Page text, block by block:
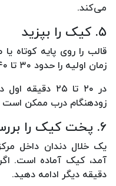
می‌کند.
۵. کیک را بپزید
قالب را روی پایه کوتاه
زمان اولیه را حدود ۳۰ تا ۴۰ دقیقه تنظیم کنید.
در ۲۰ تا ۲۵
زودهنگام درب ممکن
۶. پخت کیک را بررسی کنید
یک خلال دندان داخل
آمد، کیک آماده است.
دقیقه دیگر ادامه دهید.